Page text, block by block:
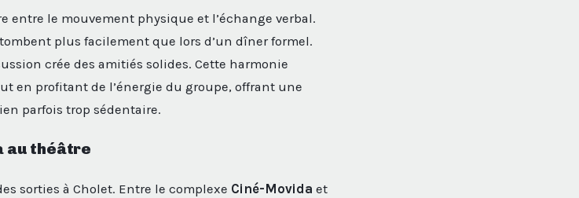
entre le mouvement physique et l’échange verbal.
plus facilement que lors d’un dîner formel.
crée des amitiés solides. Cette harmonie
en profitant de l’énergie du groupe, offrant une
parfois trop sédentaire.
au théâtre
sorties à Cholet. Entre le complexe Ciné-Movida et